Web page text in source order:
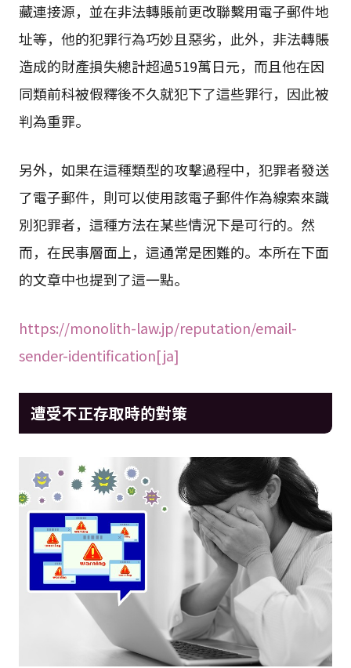
藏連接源，並在非法轉賬前更改聯繫用電子郵件地
址等，他的犯罪行為巧妙且惡劣，此外，非法轉賬
造成的財產損失總計超過519萬日元，而且他在因
同類前科被假釋後不久就犯下了這些罪行，因此被
判為重罪。
另外，如果在這種類型的攻擊過程中，犯罪者發送
了電子郵件，則可以使用該電子郵件作為線索來識
別犯罪者，這種方法在某些情況下是可行的。然
而，在民事層面上，這通常是困難的。本所在下面
的文章中也提到了這一點。
https://monolith-law.jp/reputation/email-
sender-identification[ja]
遭受不正存取時的對策